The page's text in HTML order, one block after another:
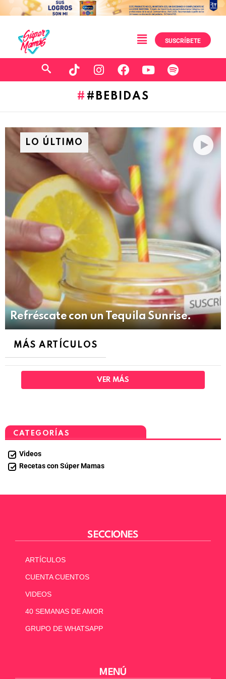
SUSCRÍBETE
#BEBIDAS
LO ÚLTIMO
Refréscate con un Tequila Sunrise.
MÁS ARTÍCULOS
VER MÁS
CATEGORÍAS
Videos
Recetas con Súper Mamas
SECCIONES
ARTÍCULOS
CUENTA CUENTOS
VIDEOS
40 SEMANAS DE AMOR
GRUPO DE WHATSAPP
MENÚ